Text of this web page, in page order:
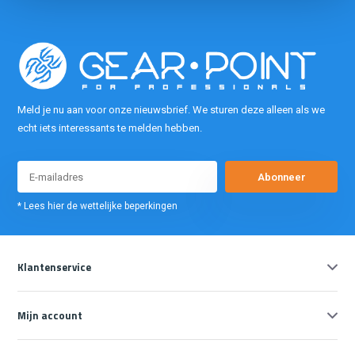
Meld je nu aan voor onze nieuwsbrief. We sturen deze alleen als we
echt iets interessants te melden hebben.
Abonneer
* Lees hier de wettelijke beperkingen
Klantenservice
Mijn account